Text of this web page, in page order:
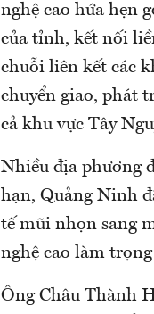
nghệ cao hứa hẹn
của tỉnh, kết nối
chuỗi liên kết các
chuyển giao, phát
cả khu vực Tây
Nhiều địa phương
hạn, Quảng Ninh
tế mũi nhọn sang
nghệ cao làm
Ông Châu Thành